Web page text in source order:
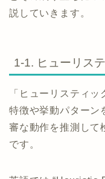
説していきます。
1-1. ヒューリス
「ヒューリスティ
特徴や挙動パターン
審な動作を推測して
です。